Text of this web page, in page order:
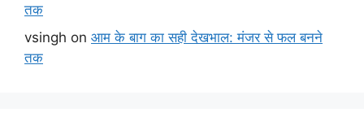
तक
vsingh on आम के बाग का सही देखभाल: मंजर से फल बनने
तक